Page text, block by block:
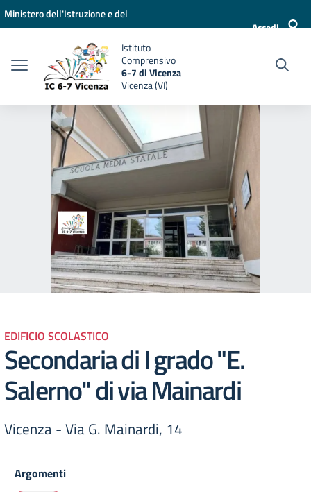
Vai ai contenuti
Vai al menu di navigazione
Vai al footer
Ministero dell'Istruzione e del
Accedi
Istituto
Comprensivo
6-7 di Vicenza
Vicenza (VI)
EDIFICIO SCOLASTICO
Secondaria di I grado "E.
Salerno" di via Mainardi
Vicenza - Via G. Mainardi, 14
Argomenti